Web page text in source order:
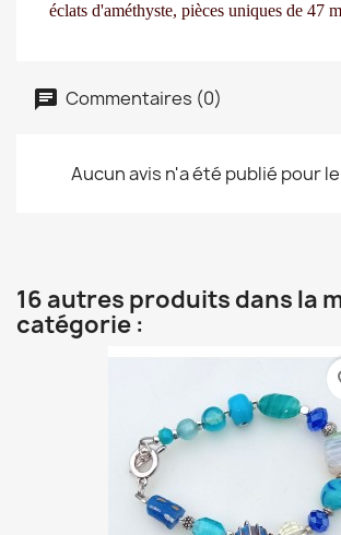
éclats d'améthyste, pièces uniques de 47
Commentaires (0)
Aucun avis n'a été publié pour
16 autres produits dans la
catégorie :